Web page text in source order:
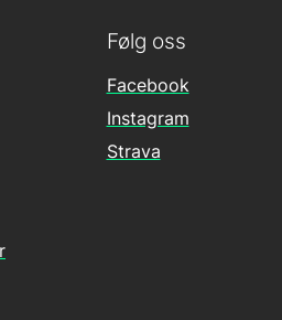
Følg oss
Facebook
Instagram
Strava